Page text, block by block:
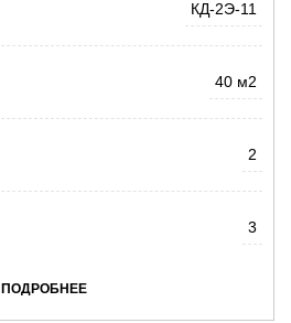
КД-2Э-11
40 м2
2
3
ПОДРОБНЕЕ